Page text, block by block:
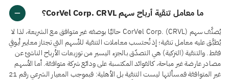
ما معامل تنقية أرباح سهم CorVel Corp. CRVL؟
يُصنَّف سهم CorVel Corp. (CRVL) حاليًا بوصفه غير متوافق مع الشريعة، لذا لا
يُطبَّق عليه معامل تنقية؛ إذ تُحتسب معاملات التنقية للأسهم التي تجتاز معايير أيوفي
فقط. والتنقية (التزكية) هي التصدّق بالجزء اليسير من توزيعات الأرباح الناشئ عن
مصادر عارضة غير مباحة، كالفوائد المكتسبة على ودائع شركة متوافقة. أما الأسهم
غير المتوافقة فمسألتها ليست التنقية بل الأهلية: فبموجب المعيار الشرعي رقم 21